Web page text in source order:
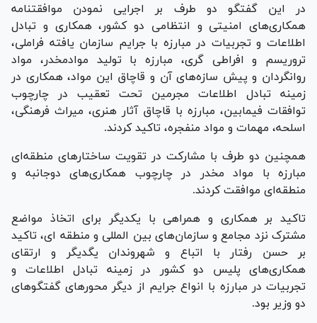
در این گفتگو دو طرف بر اجرایی نمودن موافقتنامه
همکاری‌های امنیتی و انتظامی دو کشور، همکاری و تبادل
اطلاعات و تجربیات در مبارزه با جرایم سازمان یافته فراملی،
تروریسم و افراطی گری، مبارزه با تولید موادمخدر، مواد
روانگردان و پیش سازه‌های آن و قاچاق این مواد، همکاری در
زمینه تبادل اطلاعات مجرمین تحت تعقیب در چارچوب
توافقات فیمابین، مبارزه با قاچاق آثار هنری، میراث فرهنگی،
اسلحه، مهمات و مواد منفجره، تاکید کردند.
همچنین دو طرف با مشارکت در تقویت ساختار‌های منطقه‌ای
مبارزه با مواد مخدر در چارچوب همکاری‌های دوجانبه و
منطقه‌ای موافقت کردند.
تاکید بر همکاری و همراهی با یکدیگر برای اتخاذ مواضع
مشترک نزد مجامع و سازمان‌های بین المللی و منطقه ای، تاکید
بر حسن رفتار با اتباع و شهروندان یگدیگر و ارتقای
همکاری‌های پلیس دو کشور در زمینه تبادل اطلاعات و
تجربیات در مبارزه با انواع جرایم از دیگر محور‌های گفتگو‌های
دو وزیر بود.